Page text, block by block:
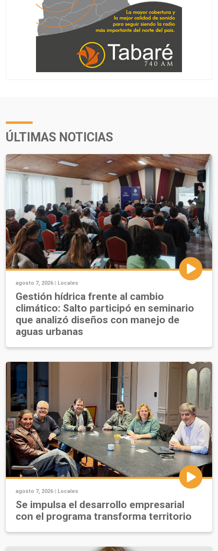
ÚLTIMAS NOTICIAS
agosto 7, 2026 | Locales
Gestión hídrica frente al cambio
climático: Salto participó en seminario
que analizó diseños con manejo de
aguas urbanas
agosto 7, 2026 | Locales
Se impulsa el desarrollo empresarial
con el programa transforma territorio